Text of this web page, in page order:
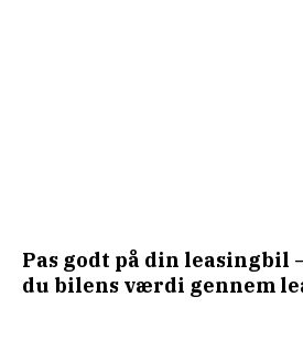
Pas godt på din leasingbil
du bilens værdi gennem